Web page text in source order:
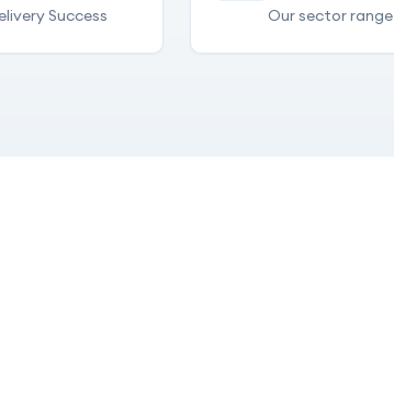
Success Our sector range